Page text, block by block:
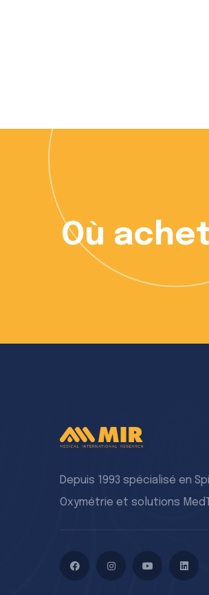
Vous
Depuis 1993 spécialisé en
Oxymétrie et solutions
FacebookInstagramYouTube